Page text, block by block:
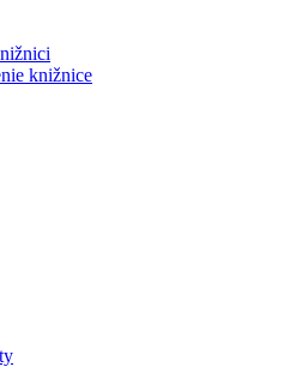
knižnice